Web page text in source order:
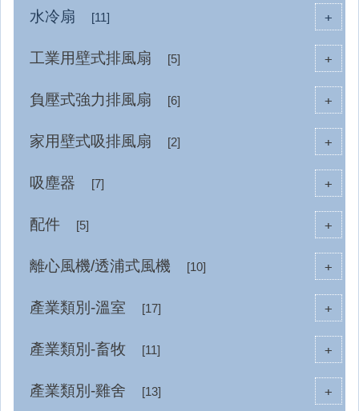
+
水冷扇 [11]
+
工業用壁式排風扇 [5]
+
負壓式強力排風扇 [6]
+
家用壁式吸排風扇 [2]
+
吸塵器 [7]
+
配件 [5]
+
離心風機/透浦式風機 [10]
+
產業類別-溫室 [17]
+
產業類別-畜牧 [11]
+
產業類別-雞舍 [13]